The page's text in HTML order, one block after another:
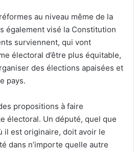
au niveau même de la
également visé la Constitution
surviennent, qui vont
électoral d’être plus équitable,
des élections apaisées et
pays.
propositions à faire
électoral. Un député, quel que
il est originaire, doit avoir le
dans n’importe quelle autre